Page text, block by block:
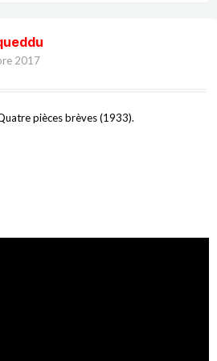
2017
pièces brèves (1933).